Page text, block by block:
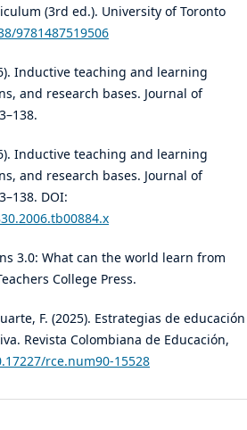
(3rd ed.). University of Toronto
9781487519506
Inductive teaching and learning
and research bases. Journal of
Inductive teaching and learning
and research bases. Journal of
DOI:
3.0: What can the world learn from
College Press.
F. (2025). Estrategias de educación
Revista Colombiana de Educación,
rce.num90-15528